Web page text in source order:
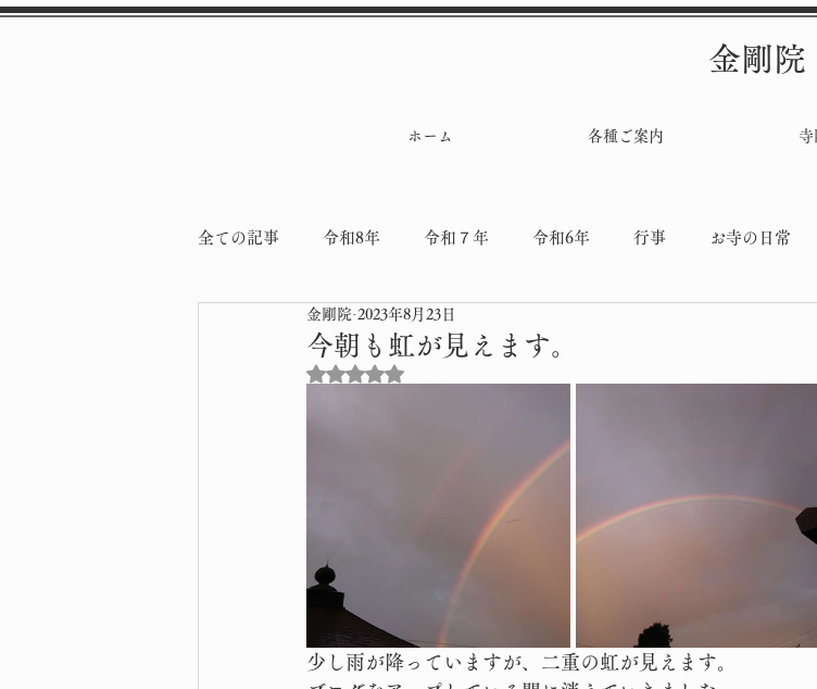
金剛院
ホーム 各種ご案内 寺
全ての記事 令和8年 令和７年 令和6年 行事 お寺の日常
令和4年 納骨堂工事
今朝も虹が見えます。
金剛院 2023年8月23日
5つ星のうちNaNと評価されています。
少し雨が降っていますが、二重の虹が見えます。